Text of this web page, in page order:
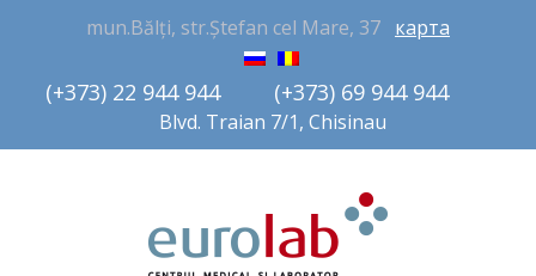
mun.Bălți, str.Ștefan cel Mare, 37 карта
(+373) 22 944 944         (+373) 69 944 944
Blvd. Traian 7/1, Chisinau